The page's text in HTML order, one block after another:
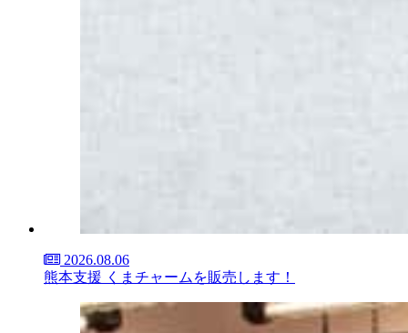
2026.08.06
熊本支援 くまチャームを販売します！